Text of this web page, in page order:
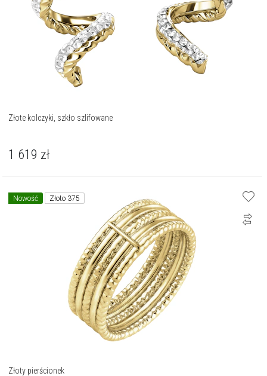
Złote kolczyki, szkło szlifowane
1 619 zł
Nowość Złoto 375
Złoty pierścionek